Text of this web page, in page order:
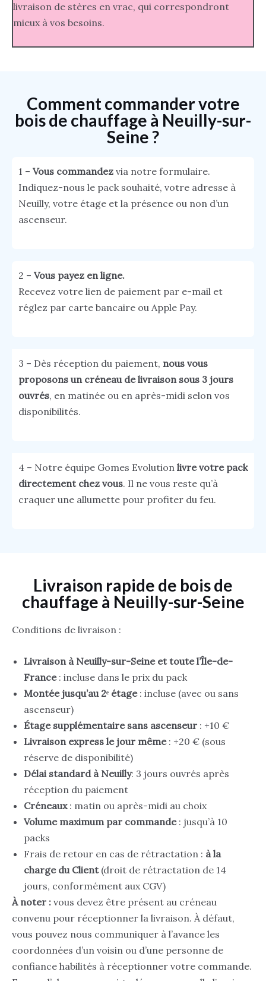
livraison de stères en vrac, qui correspondront
mieux à vos besoins.
Comment commander votre
bois de chauffage à Neuilly-sur-
Seine ?
1 – Vous commandezvia notre formulaire.
Indiquez-nous le pack souhaité, votre adresse à
Neuilly, votre étage et la présence ou non d’un
ascenseur.
2 – Vous payez en ligne.
Recevez votre lien de paiement par e-mail et
réglez par carte bancaire ou Apple Pay.
3 – Dès réception du paiement, nous vous
proposons un créneau de livraison sous 3 jours
ouvrés, en matinée ou en après-midi selon vos
disponibilités.
4 – Notre équipe Gomes Evolution livre votre pack
directement chez vous. Il ne vous reste qu’à
craquer une allumette pour profiter du feu.
Livraison rapide de bois de
chauffage à Neuilly-sur-Seine
Conditions de livraison :
Livraison à Neuilly-sur-Seine et toute l’Île-de-
France: incluse dans le prix du pack
Montée jusqu’au 2ᵉ étage: incluse (avec ou sans
ascenseur)
Étage supplémentaire sans ascenseur : +10 €
Livraison express le jour même: +20 € (sous
réserve de disponibilité)
Délai standard à Neuilly: 3 jours ouvrés après
réception du paiement
Créneaux: matin ou après-midi au choix
Volume maximum par commande: jusqu’à 10
packs
Frais de retour en cas de rétractation : à la
charge du Client(droit de rétractation de 14
jours, conformément aux CGV)
À noter : vous devez être présent au créneau
convenu pour réceptionner la livraison. À défaut,
vous pouvez nous communiquer à l’avance les
coordonnées d’un voisin ou d’une personne de
confiance habilités à réceptionner votre commande.